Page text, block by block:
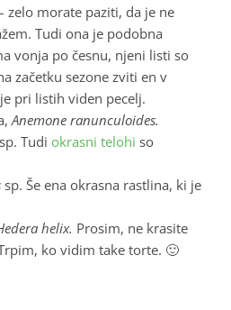
zelo morate paziti, da je ne
Tudi ona je podobna
vonja po česnu, njeni listi so
začetku sezone zviti en v
pri listih viden pecelj.
Anemone ranunculoides.
sp. Tudi okrasni telohi so
sp. Še ena okrasna rastlina, ki je
helix. Prosim, ne krasite
ko vidim take torte. 🙂